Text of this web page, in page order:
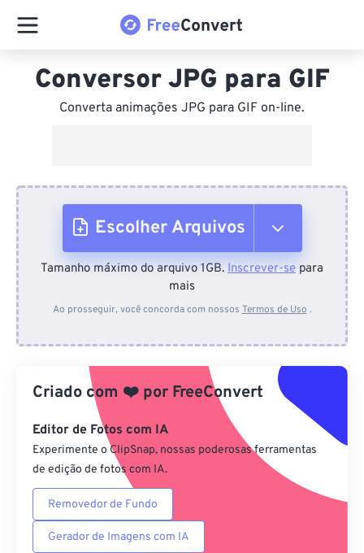
Conversor JPG para GIF
Converta animações JPG para GIF on-line.
Escolher Arquivos
Do dispositivo
Do Google Drive
Do OneDrive
Da URL
Tamanho máximo do arquivo 1GB. Inscrever-se para
mais
Ao prosseguir, você concorda com nossos Termos de Uso .
Criado com ❤️ por FreeConvert
Editor de Fotos com IA
Experimente o ClipSnap, nossas poderosas ferramentas
de edição de fotos com IA.
Removedor de Fundo
Gerador de Imagens com IA